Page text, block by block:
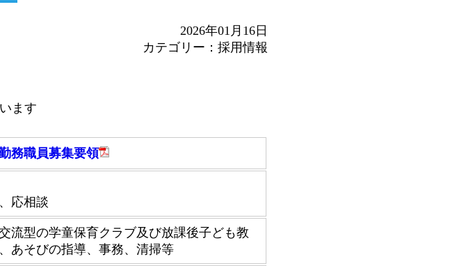
2026年01月16日
カテゴリー：採用情報
ます
務職員募集要領
応相談
流型の学童保育クラブ及び放課後子ども教
あそびの指導、事務、清掃等